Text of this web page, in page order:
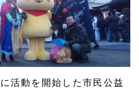
活動を開始した市民公益